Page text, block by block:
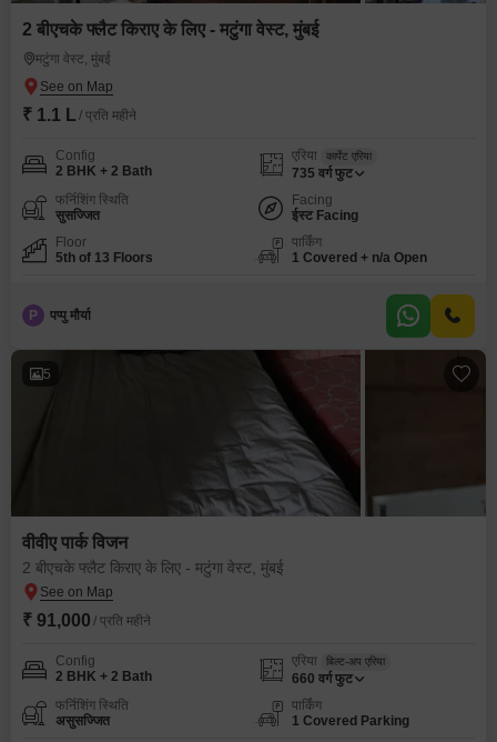
2 बीएचके फ्लैट किराए के लिए - मटुंगा वेस्ट, मुंबई
मटुंगा वेस्ट, मुंबई
₹ 1.1 L / प्रति महीने
Config
2 BHK + 2 Bath
एरिया कार्पेट एरिया
735 वर्ग फुट
फर्निशिंग स्थिति
सुसज्जित
Facing
ईस्ट Facing
Floor
5th of 13 Floors
पार्किंग
1 Covered + n/a Open
P पप्पु मौर्या
5
वीवीए पार्क विजन
2 बीएचके फ्लैट किराए के लिए - मटुंगा वेस्ट, मुंबई
₹ 91,000 / प्रति महीने
Config
2 BHK + 2 Bath
एरिया बिल्ट-अप एरिया
660 वर्ग फुट
फर्निशिंग स्थिति
असुसज्जित
पार्किंग
1 Covered Parking